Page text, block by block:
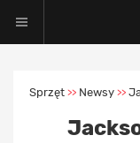
Sprzęt >> Newsy >>